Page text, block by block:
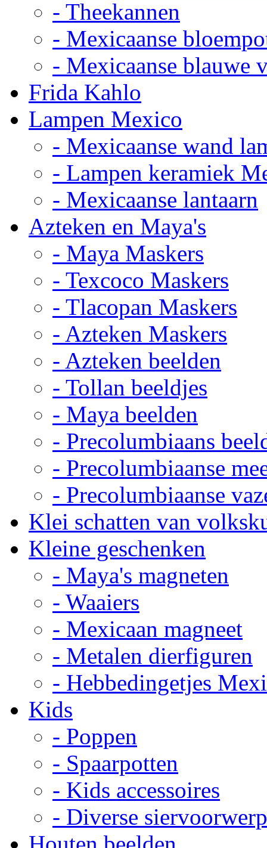
- Theekannen
- Mexicaanse
- Mexicaanse blauwe
Frida Kahlo
Lampen Mexico
- Mexicaanse wand
- Lampen keramiek
- Mexicaanse lantaarn
Azteken en Maya's
- Maya Maskers
- Texcoco Maskers
- Tlacopan Maskers
- Azteken Maskers
- Azteken beelden
- Tollan beeldjes
- Maya beelden
- Precolumbiaans
- Precolumbiaanse
- Precolumbiaanse
Klei schatten van
Kleine geschenken
- Maya's magneten
- Waaiers
- Mexicaan magneet
- Metalen dierfiguren
- Hebbedingetjes
Kids
- Poppen
- Spaarpotten
- Kids accessoires
- Diverse